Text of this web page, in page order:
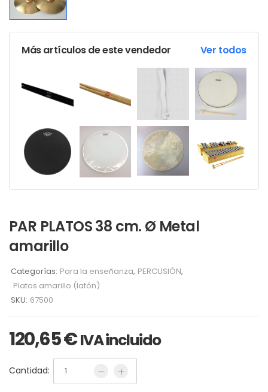
Más artículos de este vendedor Ver todos
PAR PLATOS 38 cm. Ø Metal
amarillo
Categorías: Para la enseñanza, PERCUSIÓN,
Platos amarillo (latón)
SKU: 67500
120,65€ IVA incluido
Cantidad: